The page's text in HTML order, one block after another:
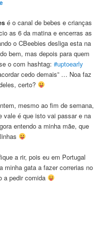
é o canal de bebes e crianças
as 6 da matina e encerras as
o CBeebies desliga esta na
bem, mas depois para quem
o com hashtag:#uptoearly
cedo demais” … Noa faz
certo?
mesmo ao fim de semana,
é que isto vai passar e na
entendo a minha mãe, que
a rir, pois eu em Portugal
minha gata a fazer correrias no
a pedir comida